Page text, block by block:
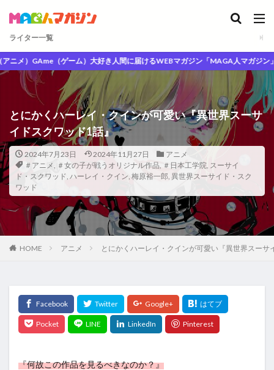
ライター一覧
（ゲーム）大好き人間に届けるWEBマガジン「MAGA人マガジン」
とにかくハーレイ・クインが可愛い『異世界スーサ
イドスクワッド1話』
2024年7月23日 2024年11月27日
アニメ
＃アニメ, ＃女の子が戦うオリジナル作品, ＃日本工学院, スーサイ
ド・スクワッド, ハーレイ・クイン, 梅原裕一郎, 異世界スーサイド・スク
ワッド
HOME アニメ とにかくハーレイ・クインが可愛い『異世界スーサ
『何故この作品を見るべきなのか？』